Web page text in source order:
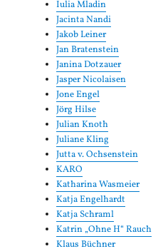
Iulia Mladin
Jacinta Nandi
Jakob Leiner
Jan Bratenstein
Janina Dotzauer
Jasper Nicolaisen
Jone Engel
Jörg Hilse
Julian Knoth
Juliane Kling
Jutta v. Ochsenstein
KARO
Katharina Wasmeier
Katja Engelhardt
Katja Schraml
Katrin „Ohne H“ Rauch
Klaus Büchner